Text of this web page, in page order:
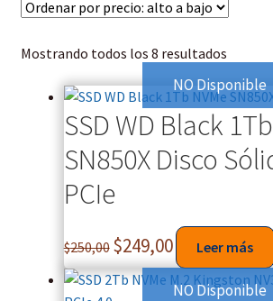
Mostrando todos los 8 resultados
NO Disponible
SSD WD Black
SN850X Disco
PCIe
$250,00 $249,00 Leer más
NO Disponible